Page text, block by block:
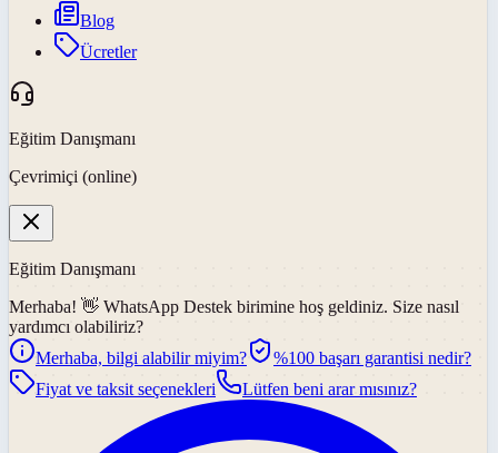
Blog
Ücretler
Eğitim Danışmanı
Çevrimiçi (online)
Eğitim Danışmanı
Merhaba! 👋 WhatsApp Destek birimine hoş geldiniz. Size nasıl
yardımcı olabiliriz?
Merhaba, bilgi alabilir miyim?
%100 başarı garantisi nedir?
Fiyat ve taksit seçenekleri
Lütfen beni arar mısınız?